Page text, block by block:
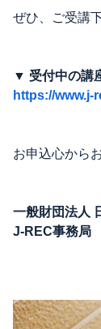
ぜひ、ご受講
▼ 受付中の講
https://www.j-
お申込心から
一般財団法人
J-REC事務局